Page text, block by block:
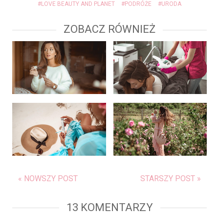
#LOVE BEAUTY AND PLANET #PODRÓŻE #URODA
ZOBACZ RÓWNIEŻ
« NOWSZY POST STARSZY POST »
13 KOMENTARZY